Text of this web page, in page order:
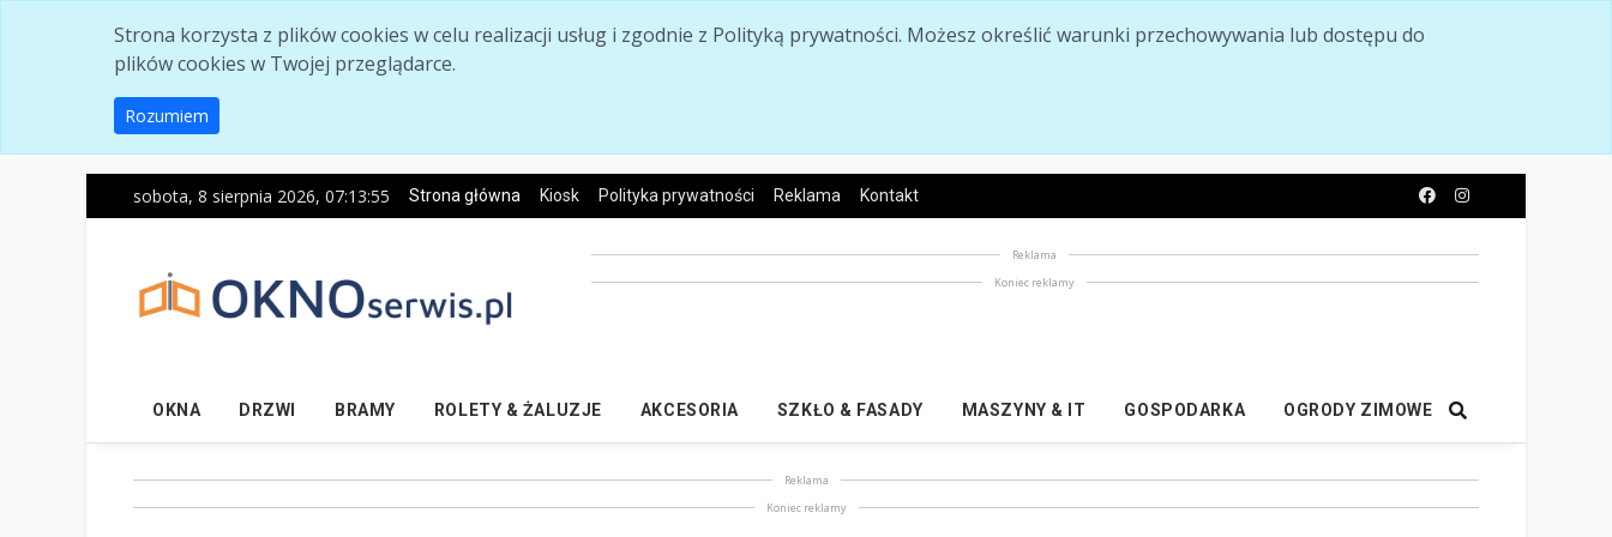
Strona korzysta z plików cookies w celu realizacji usług i zgodnie z Polityką prywatności. Możesz określić warunki przechowywania lub dostępu do
plików cookies w Twojej przeglądarce.
Rozumiem
sobota, 8 sierpnia 2026, 07:13:57 Strona główna Kiosk Polityka prywatności Reklama Kontakt
Reklama
Koniec reklamy
OKNA DRZWI BRAMY ROLETY & ŻALUZJE AKCESORIA SZKŁO & FASADY MASZYNY & IT GOSPODARKA OGRODY ZIMOWE
Reklama
Koniec reklamy